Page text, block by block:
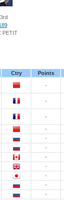
3rd
PETIT
Ctry Points
-
-
-
-
-
-
-
-
-
-
-